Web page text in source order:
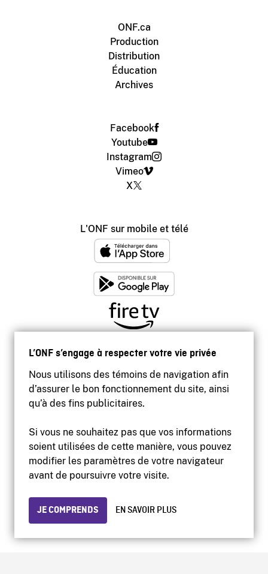
L’ONF s’engage à respecter votre vie privée
Nous utilisons des témoins de navigation afin
d’assurer le bon fonctionnement du site, ainsi
qu’à des fins publicitaires.
Si vous ne souhaitez pas que vos informations
soient utilisées de cette manière, vous pouvez
modifier les paramètres de votre navigateur
avant de poursuivre votre visite.
JE COMPRENDS EN SAVOIR PLUS
ONF.ca
Production
Distribution
Éducation
Archives
Facebook
Youtube
Instagram
Vimeo
X
L'ONF sur mobile et télé
Accessibilité
Site institutionnel
Protection des renseignements personnels
© 2026 Office national du film du Canada